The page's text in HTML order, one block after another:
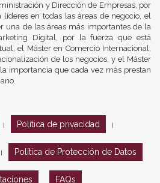
y Dirección de Empresas, por
en todas las áreas de negocio, el
una de las áreas más importantes de la
Digital, por la fuerza que está
el Máster en Comercio Internacional,
de los negocios, y el Máster
importancia que cada vez más prestan
Política de privacidad
Política de Protección de Datos
FAQs